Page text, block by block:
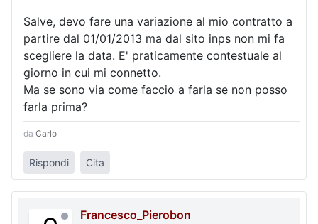
Salve, devo fare una variazione al mio contratto a
partire dal 01/01/2013 ma dal sito inps non mi fa
scegliere la data. E' praticamente contestuale al
giorno in cui mi connetto.
Ma se sono via come faccio a farla se non posso
farla prima?
da Carlo
Rispondi Cita
Francesco_Pierobon